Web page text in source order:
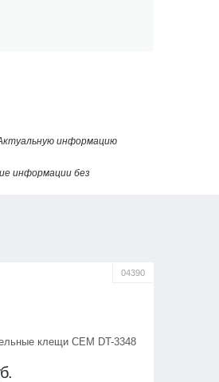
информацию
информации без
04390
клещи CEM DT-3348